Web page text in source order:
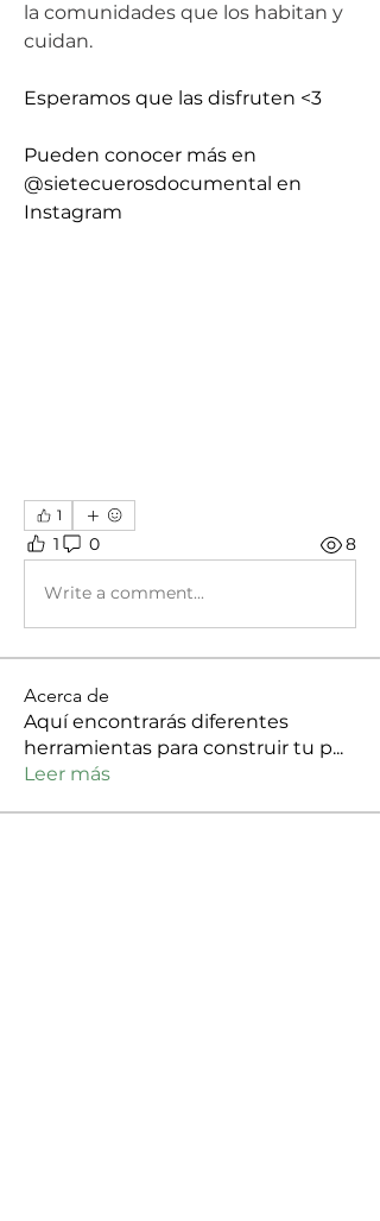
la comunidades que los habitan y
cuidan.
Esperamos que las disfruten <3
Pueden conocer más en
@sietecuerosdocumental en
Instagram
1
1 0 8
Write a comment...
Acerca de
Aquí encontrarás diferentes
herramientas para construir tu p...
Leer más